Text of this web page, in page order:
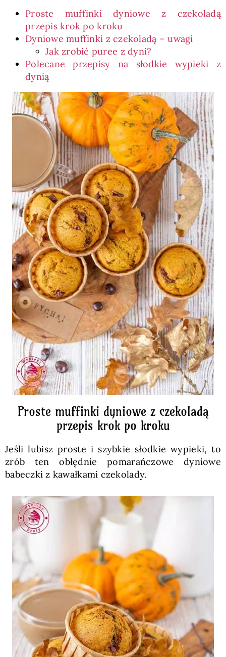
Proste muffinki dyniowe z czekoladą
przepis krok po kroku
Dyniowe muffinki z czekoladą – uwagi
Jak zrobić puree z dyni?
Polecane przepisy na słodkie wypieki z
dynią
Proste muffinki dyniowe z czekoladą
przepis krok po kroku
Jeśli lubisz proste i szybkie słodkie wypieki, to
zrób ten obłędnie pomarańczowe dyniowe
babeczki z kawałkami czekolady.